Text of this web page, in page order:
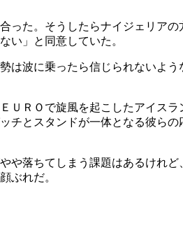
った。そうしたらナイジェリアの
い」と同意していた。
は波に乗ったら信じられないよう
ＵＲＯで旋風を起こしたアイス
チとスタンドが一体となる彼らの
や落ちてしまう課題はあるけれど
ぶれだ。